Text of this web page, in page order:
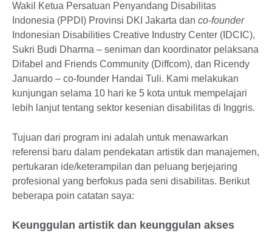
Wakil Ketua Persatuan Penyandang Disabilitas
Indonesia (PPDI) Provinsi DKI Jakarta dan co-founder
Indonesian Disabilities Creative Industry Center (IDCIC),
Sukri Budi Dharma – seniman dan koordinator pelaksana
Difabel and Friends Community (Diffcom), dan Ricendy
Januardo – co-founder Handai Tuli. Kami melakukan
kunjungan selama 10 hari ke 5 kota untuk mempelajari
lebih lanjut tentang sektor kesenian disabilitas di Inggris.
Tujuan dari program ini adalah untuk menawarkan
referensi baru dalam pendekatan artistik dan manajemen,
pertukaran ide/keterampilan dan peluang berjejaring
profesional yang berfokus pada seni disabilitas. Berikut
beberapa poin catatan saya:
Keunggulan artistik dan keunggulan akses